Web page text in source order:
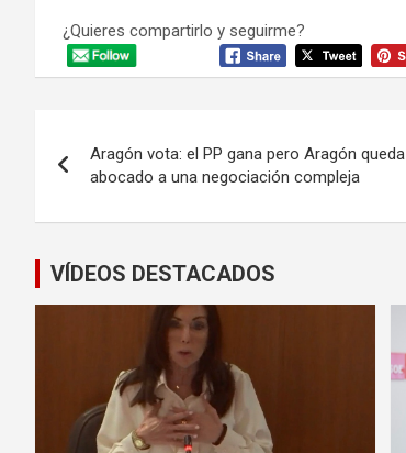
¿Quieres compartirlo y seguirme?
de
entradas
Aragón vota: el PP gana pero Aragón queda
abocado a una negociación compleja
VÍDEOS DESTACADOS